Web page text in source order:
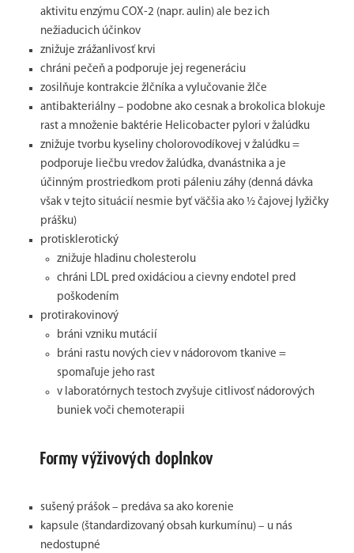
aktivitu enzýmu COX-2 (napr. aulin) ale bez ich
nežiaducich účinkov
znižuje zrážanlivosť krvi
chráni pečeň a podporuje jej regeneráciu
zosilňuje kontrakcie žlčníka a vylučovanie žlče
antibakteriálny – podobne ako cesnak a brokolica blokuje
rast a množenie baktérie Helicobacter pylori v žalúdku
znižuje tvorbu kyseliny cholorovodíkovej v žalúdku =
podporuje liečbu vredov žalúdka, dvanástnika a je
účinným prostriedkom proti páleniu záhy (denná dávka
však v tejto situácií nesmie byť väčšia ako ½ čajovej lyžičky
prášku)
protisklerotický
znižuje hladinu cholesterolu
chráni LDL pred oxidáciou a cievny endotel pred
poškodením
protirakovinový
bráni vzniku mutácií
bráni rastu nových ciev v nádorovom tkanive =
spomaľuje jeho rast
v laboratórnych testoch zvyšuje citlivosť nádorových
buniek voči chemoterapii
Formy výživových doplnkov
sušený prášok – predáva sa ako korenie
kapsule (štandardizovaný obsah kurkumínu) – u nás
nedostupné